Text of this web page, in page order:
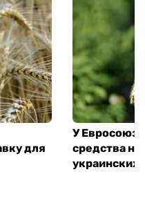
для
У
средства